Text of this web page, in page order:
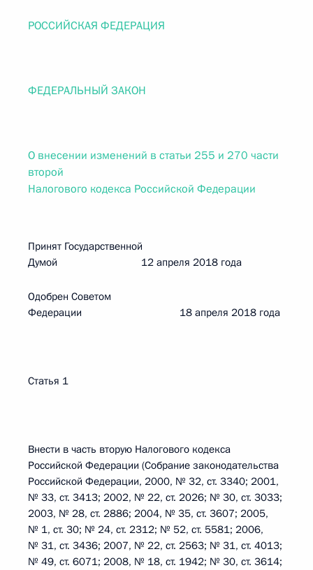
РОССИЙСКАЯ ФЕДЕРАЦИЯ
ФЕДЕРАЛЬНЫЙ ЗАКОН
О внесении изменений в статьи 255 и 270 части
второй
Налогового кодекса Российской Федерации
Принят Государственной
Думой 12 апреля 2018 года
Одобрен Советом
Федерации 18 апреля 2018 года
Статья 1
Внести в часть вторую Налогового кодекса
Российской Федерации (Собрание законодательства
Российской Федерации, 2000, № 32, ст. 3340; 2001,
№ 33, ст. 3413; 2002, № 22, ст. 2026; № 30, ст. 3033;
2003, № 28, ст. 2886; 2004, № 35, ст. 3607; 2005,
№ 1, ст. 30; № 24, ст. 2312; № 52, ст. 5581; 2006,
№ 31, ст. 3436; 2007, № 22, ст. 2563; № 31, ст. 4013;
№ 49, ст. 6071; 2008, № 18, ст. 1942; № 30, ст. 3614;